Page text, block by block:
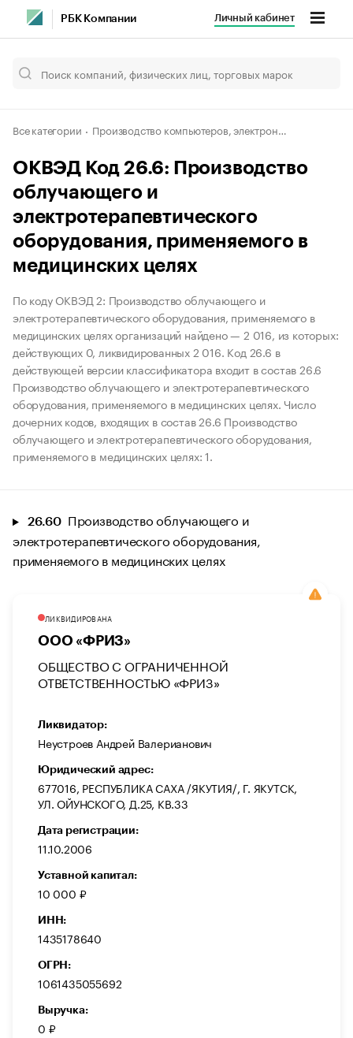
РБК Компании Личный кабинет
Все категории Производство компьютеров, электронных и оптических изделий
ОКВЭД Код 26.6: Производство
облучающего и
электротерапевтического
оборудования, применяемого в
медицинских целях
По коду ОКВЭД 2: Производство облучающего и
электротерапевтического оборудования, применяемого в
медицинских целях организаций найдено — 2 016, из которых:
действующих 0, ликвидированных 2 016. Код 26.6 в
действующей версии классификатора входит в состав 26.6
Производство облучающего и электротерапевтического
оборудования, применяемого в медицинских целях. Число
дочерних кодов, входящих в состав 26.6 Производство
облучающего и электротерапевтического оборудования,
применяемого в медицинских целях: 1.
26.60 Производство облучающего и
электротерапевтического оборудования,
применяемого в медицинских целях
ЛИКВИДИРОВАНА
ООО «ФРИЗ»
ОБЩЕСТВО С ОГРАНИЧЕННОЙ
ОТВЕТСТВЕННОСТЬЮ «ФРИЗ»
Ликвидатор:
Неустроев Андрей Валерианович
Юридический адрес:
677016, РЕСПУБЛИКА САХА /ЯКУТИЯ/, Г. ЯКУТСК,
УЛ. ОЙУНСКОГО, Д.25, КВ.33
Дата регистрации:
11.10.2006
Уставной капитал:
10 000 ₽
ИНН:
1435178640
ОГРН:
1061435055692
Выручка:
0 ₽